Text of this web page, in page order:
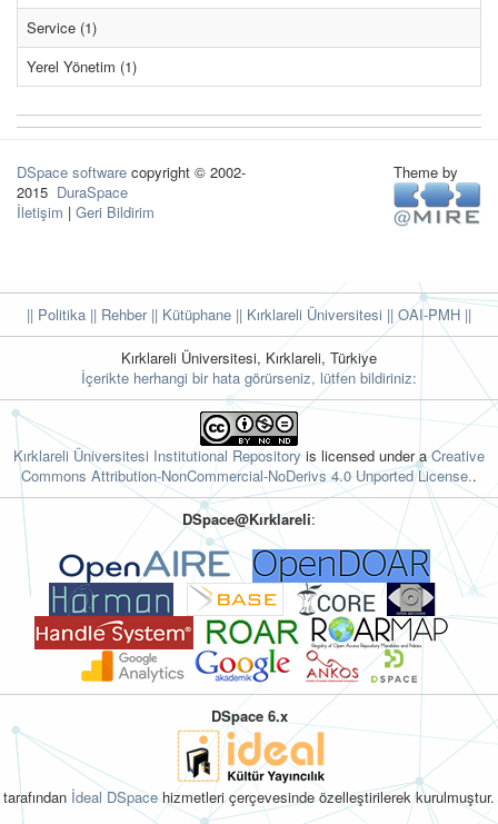
Service (1)
Yerel Yönetim (1)
DSpace software copyright © 2002-
2015 DuraSpace
İletişim | Geri Bildirim
Theme by
|| Politika || Rehber|| Kütüphane || Kırklareli Üniversitesi || OAI-PMH ||
Kırklareli Üniversitesi, Kırklareli, Türkiye
İçerikte herhangi bir hata görürseniz, lütfen bildiriniz:
Kırklareli Üniversitesi Institutional Repository is licensed under aCreative
Commons Attribution-NonCommercial-NoDerivs 4.0 Unported License..
DSpace@Kırklareli:
DSpace 6.x
tarafından İdeal DSpacehizmetleri çerçevesinde özelleştirilerek kurulmuştur.